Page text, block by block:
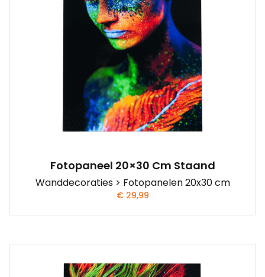
Fotopaneel 20×30 Cm Staand
Wanddecoraties > Fotopanelen 20x30 cm
€29,99